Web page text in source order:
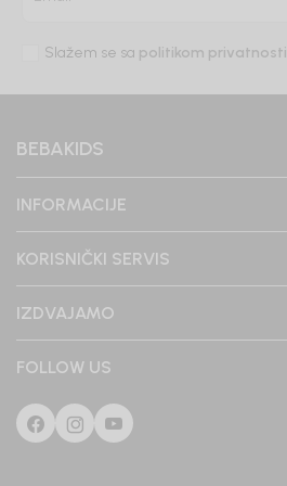
Slažem se sa politikom privatnosti
BEBAKIDS
INFORMACIJE
KORISNIČKI SERVIS
IZDVAJAMO
FOLLOW US